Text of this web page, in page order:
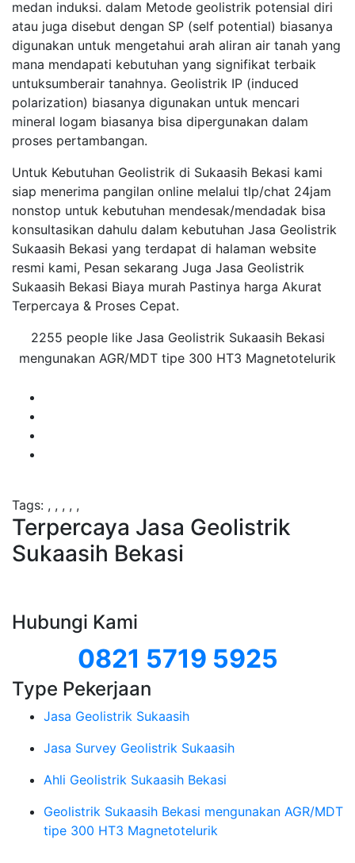
medan induksi. dalam Metode geolistrik potensial diri
atau juga disebut dengan SP (self potential) biasanya
digunakan untuk mengetahui arah aliran air tanah yang
mana mendapati kebutuhan yang signifikat terbaik
untuksumberair tanahnya. Geolistrik IP (induced
polarization) biasanya digunakan untuk mencari
mineral logam biasanya bisa dipergunakan dalam
proses pertambangan.
Untuk Kebutuhan Geolistrik di Sukaasih Bekasi kami
siap menerima pangilan online melalui tlp/chat 24jam
nonstop untuk kebutuhan mendesak/mendadak bisa
konsultasikan dahulu dalam kebutuhan Jasa Geolistrik
Sukaasih Bekasi yang terdapat di halaman website
resmi kami, Pesan sekarang Juga Jasa Geolistrik
Sukaasih Bekasi Biaya murah Pastinya harga Akurat
Terpercaya & Proses Cepat.
2255 people like Jasa Geolistrik Sukaasih Bekasi
mengunakan AGR/MDT tipe 300 HT3 Magnetotelurik
Tags: , , , , ,
Terpercaya Jasa Geolistrik
Sukaasih Bekasi
Hubungi Kami
0821 5719 5925
Type Pekerjaan
Jasa Geolistrik Sukaasih
Jasa Survey Geolistrik Sukaasih
Ahli Geolistrik Sukaasih Bekasi
Geolistrik Sukaasih Bekasi mengunakan AGR/MDT
tipe 300 HT3 Magnetotelurik